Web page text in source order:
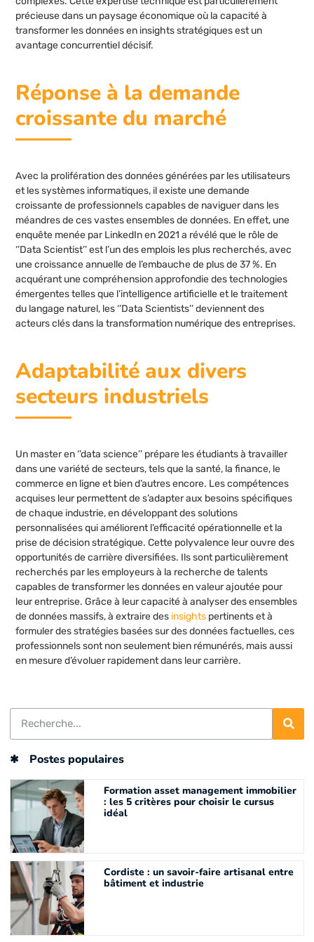
précieuse dans un paysage économique où la capacité à
transformer les données en insights stratégiques est un
avantage concurrentiel décisif.
Réponse à la demande
croissante du marché
Avec la prolifération des données générées par les utilisateurs
et les systèmes informatiques, il existe une demande
croissante de professionnels capables de naviguer dans les
méandres de ces vastes ensembles de données. En effet, une
enquête menée par LinkedIn en 2021 a révélé que le rôle de
‘’Data Scientist’’ est l’un des emplois les plus recherchés, avec
une croissance annuelle de l’embauche de plus de 37 %. En
acquérant une compréhension approfondie des technologies
émergentes telles que l’intelligence artificielle et le traitement
du langage naturel, les ‘’Data Scientists’’ deviennent des
acteurs clés dans la transformation numérique des entreprises.
Adaptabilité aux divers
secteurs industriels
Un master en ‘’data science’’ prépare les étudiants à travailler
dans une variété de secteurs, tels que la santé, la finance, le
commerce en ligne et bien d’autres encore. Les compétences
acquises leur permettent de s’adapter aux besoins spécifiques
de chaque industrie, en développant des solutions
personnalisées qui améliorent l’efficacité opérationnelle et la
prise de décision stratégique. Cette polyvalence leur ouvre des
opportunités de carrière diversifiées. Ils sont particulièrement
recherchés par les employeurs à la recherche de talents
capables de transformer les données en valeur ajoutée pour
leur entreprise. Grâce à leur capacité à analyser des ensembles
de données massifs, à extraire des insights pertinents et à
formuler des stratégies basées sur des données factuelles, ces
professionnels sont non seulement bien rémunérés, mais aussi
en mesure d’évoluer rapidement dans leur carrière.
Postes populaires
Formation asset management immobilier
: les 5 critères pour choisir le cursus
idéal
Cordiste : un savoir-faire artisanal entre
bâtiment et industrie